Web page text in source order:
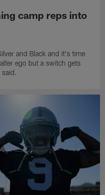
camp reps into
and Black and it's time
ego but a switch gets